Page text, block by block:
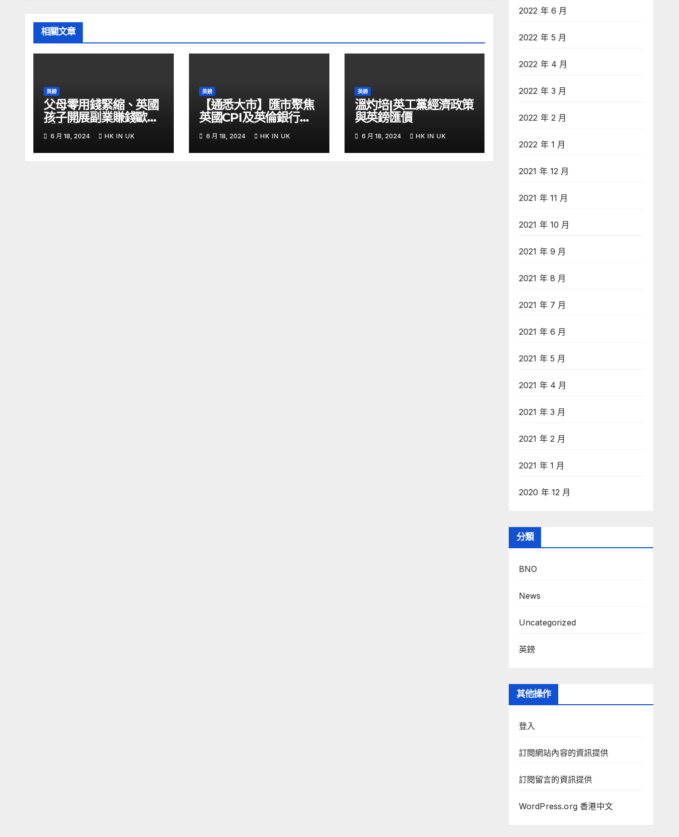
相關文章
英鎊
父母零用錢緊縮、英國
孩子開展副業賺錢歐媒:
「這業務」賺最多 – 自
由財經
6 月 18, 2024 HK IN UK
英鎊
【通悉大市】匯市聚焦
英國CPI及英倫銀行議
息英鎊兌港元PUT獲資
金留意 – Now 財經
6 月 18, 2024 HK IN UK
英鎊
溫灼培|英工黨經濟政策
與英鎊匯價
6 月 18, 2024 HK IN UK
2022 年 6 月
2022 年 5 月
2022 年 4 月
2022 年 3 月
2022 年 2 月
2022 年 1 月
2021 年 12 月
2021 年 11 月
2021 年 10 月
2021 年 9 月
2021 年 8 月
2021 年 7 月
2021 年 6 月
2021 年 5 月
2021 年 4 月
2021 年 3 月
2021 年 2 月
2021 年 1 月
2020 年 12 月
分類
BNO
News
Uncategorized
英鎊
其他操作
登入
訂閱網站內容的資訊提供
訂閱留言的資訊提供
WordPress.org 香港中文